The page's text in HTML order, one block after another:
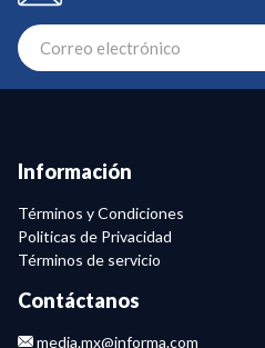
Información
Términos y Condiciones
Politicas de Privacidad
Términos de servicio
Contáctanos
media.mx@informa.com